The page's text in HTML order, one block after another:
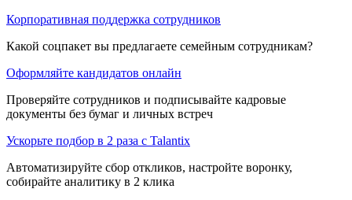
Корпоративная поддержка сотрудников
Какой соцпакет вы предлагаете семейным сотрудникам?
Оформляйте кандидатов онлайн
Проверяйте сотрудников и подписывайте кадровые
документы без бумаг и личных встреч
Ускорьте подбор в 2 раза с Talantix
Автоматизируйте сбор откликов, настройте воронку,
собирайте аналитику в 2 клика